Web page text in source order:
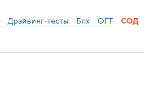
Драйвинг-тесты Бпх ОГТ СОД